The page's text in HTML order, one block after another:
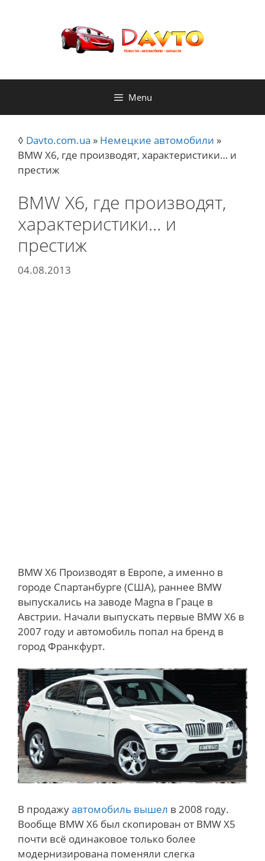
Menu
◊ Davto.com.ua » Немецкие автомобили »
BMW X6, где производят, характеристики… и
престиж
BMW X6, где производят,
характеристики… и
престиж
04.08.2013
BMW X6 Производят в Европе, а именно в
городе Спартанбурге (США), раннее BMW
выпускались на заводе Magna в Граце в
Австрии. Начали выпускать первые BMW X6 в
2007 году и автомобиль попал на бренд в
город Франкфурт.
В продажуавтомобиль вышел в 2008 году.
Вообще BMW X6 был скопирован от BMW X5
почти всё одинаковое только более
модернизирована поменяли слегка